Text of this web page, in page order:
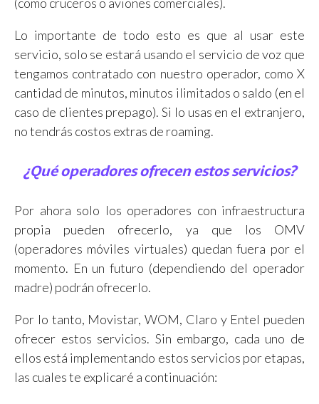
Lo importante de todo esto es que al usar este
servicio, solo se estará usando el servicio de voz que
tengamos contratado con nuestro operador, como X
cantidad de minutos, minutos ilimitados o saldo (en el
caso de clientes prepago). Si lo usas en el extranjero,
no tendrás costos extras de roaming.
¿Qué operadores ofrecen estos servicios?
Por ahora solo los operadores con infraestructura
propia pueden ofrecerlo, ya que los OMV
(operadores móviles virtuales) quedan fuera por el
momento. En un futuro (dependiendo del operador
madre) podrán ofrecerlo.
Por lo tanto, Movistar, WOM, Claro y Entel pueden
ofrecer estos servicios. Sin embargo, cada uno de
ellos está implementando estos servicios por etapas,
las cuales te explicaré a continuación: